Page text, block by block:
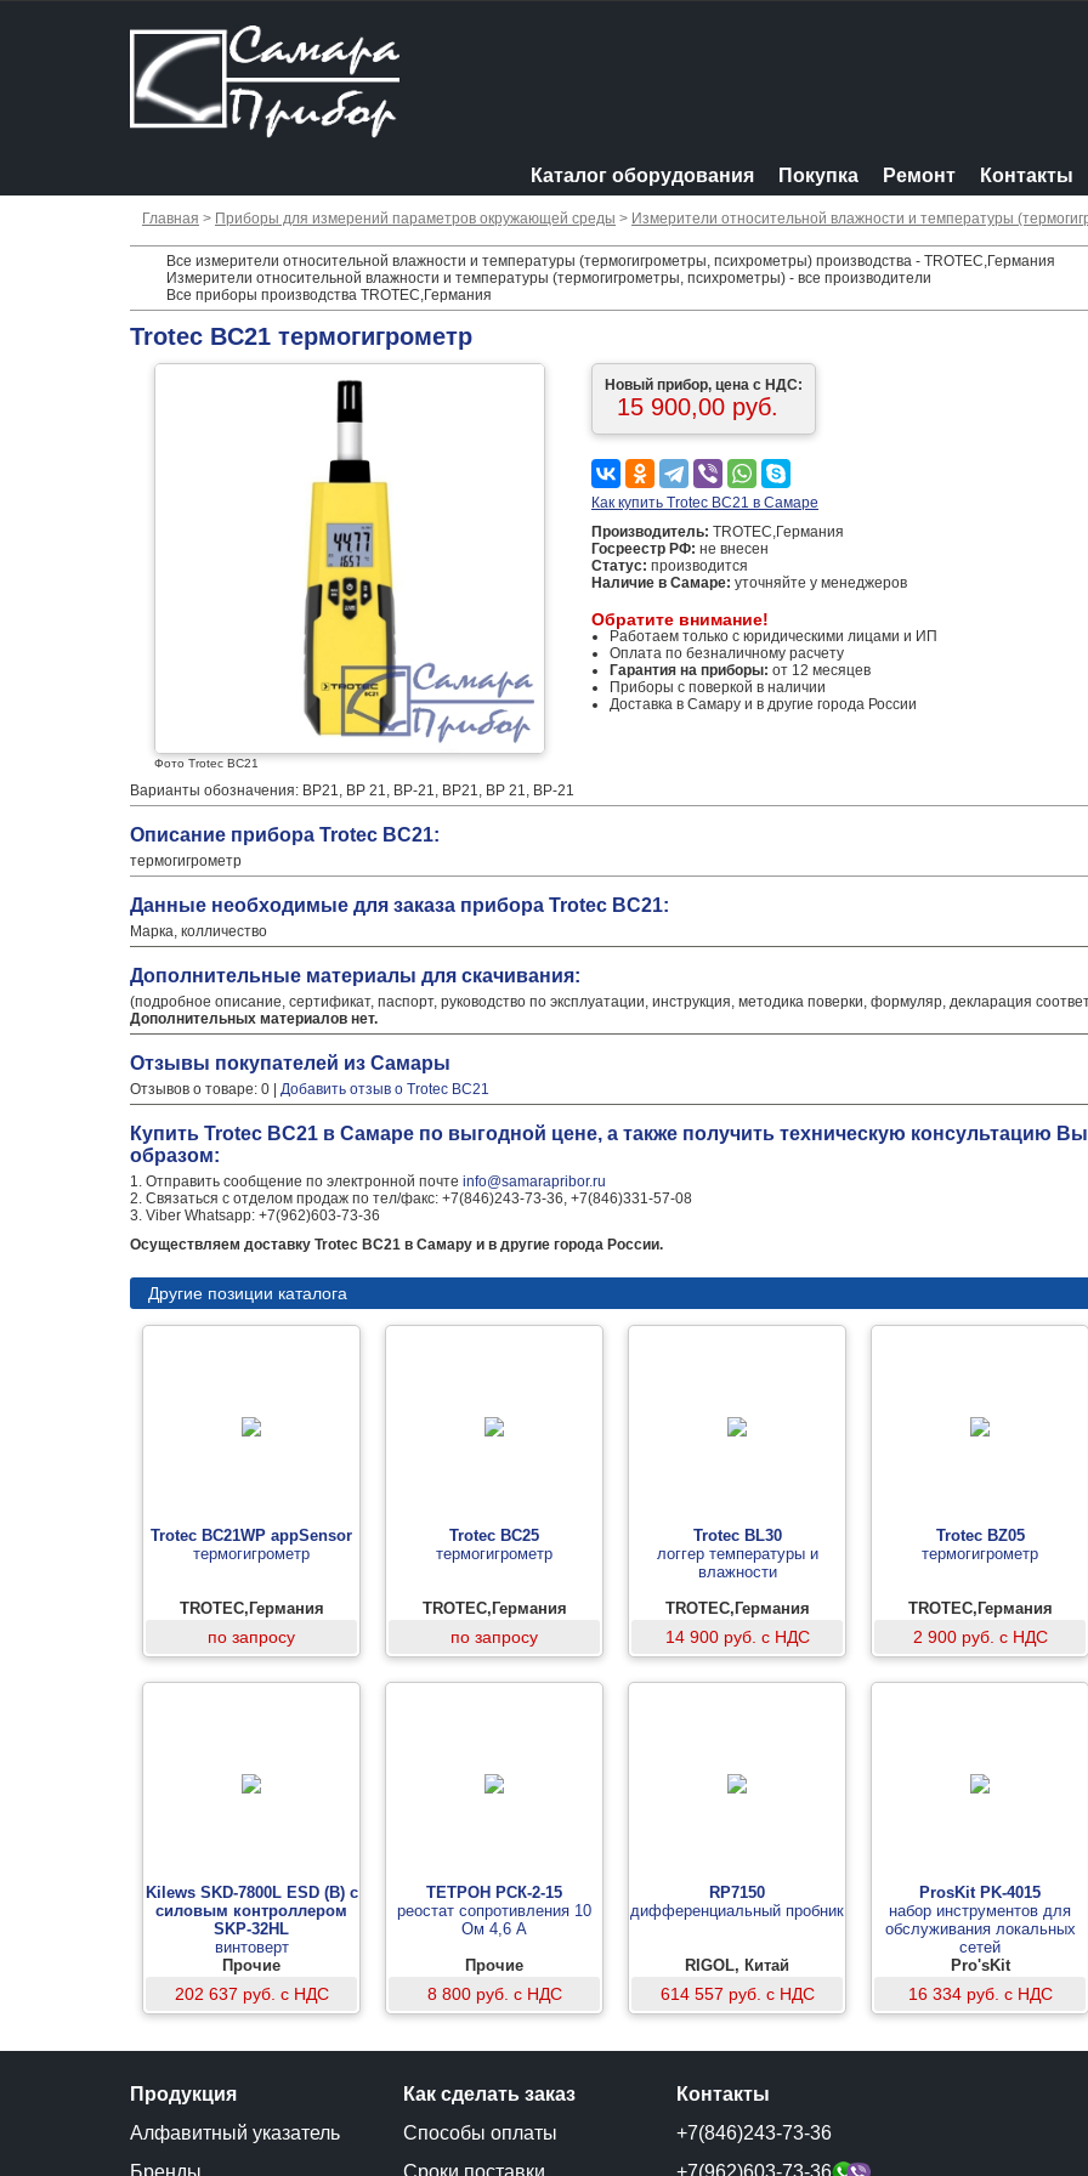
Каталог оборудования Покупка Ремонт Контакты
Главная > Приборы для измерений параметров окружающей среды > Измерители относительной влажности и температуры
Все измерители относительной влажности и температуры (термогигрометры, психрометры) производства - TROTEC,Германия
Измерители относительной влажности и температуры (термогигрометры, психрометры) - все производители
Все приборы производства TROTEC,Германия
Trotec BC21 термогигрометр
Фото Trotec BC21
Новый прибор, цена с НДС:
15 900,00 руб.
Как купить Trotec BC21 в Самаре
Производитель: TROTEC,Германия
Госреестр РФ: не внесен
Статус: производится
Наличие в Самаре: уточняйте у менеджеров
Обратите внимание!
Работаем только с юридическими лицами и ИП
Оплата по безналичному расчету
Гарантия на приборы: от 12 месяцев
Приборы с поверкой в наличии
Доставка в Самару и в другие города России
Варианты обозначения: ВР21, ВР 21, ВР-21, BP21, BP 21, BP-21
Описание прибора Trotec BC21:
термогигрометр
Данные необходимые для заказа прибора Trotec BC21:
Марка, колличество
Дополнительные материалы для скачивания:
(подробное описание, сертификат, паспорт, руководство по эксплуатации, инструкция, методика поверки, формуляр, декларация
Дополнительных материалов нет.
Отзывы покупателей из Самары
Отзывов о товаре: 0 | Добавить отзыв о Trotec BC21
Купить Trotec BC21 в Самаре по выгодной цене, а также получить техническую консультацию
образом:
1. Отправить сообщение по электронной почте info@samarapribor.ru
2. Связаться с отделом продаж по тел/факс: +7(846)243-73-36, +7(846)331-57-08
3. Viber Whatsapp: +7(962)603-73-36
Осуществляем доставку Trotec BC21 в Самару и в другие города России.
Другие позиции каталога
Trotec BC21WP appSensor
термогигрометр
TROTEC,Германия
по запросу
Trotec BC25
термогигрометр
TROTEC,Германия
по запросу
Trotec BL30
логгер температуры и
влажности
TROTEC,Германия
14 900 руб. с НДС
Trotec BZ05
термогигрометр
TROTEC,Германия
2 900 руб. с НДС
Kilews SKD-7800L ESD (B) с
силовым контроллером
SKP-32HL
винтоверт
Прочие
202 637 руб. с НДС
ТЕТРОН РСК-2-15
реостат сопротивления 10
Ом 4,6 А
Прочие
8 800 руб. с НДС
RP7150
дифференциальный пробник
RIGOL, Китай
614 557 руб. с НДС
ProsKit PK-4015
набор инструментов для
обслуживания локальных
сетей
Pro'sKit
16 334 руб. с НДС
Продукция
Алфавитный указатель
Бренды
Как сделать заказ
Способы оплаты
Сроки поставки
Контакты
+7(846)243-73-36
+7(962)603-73-36